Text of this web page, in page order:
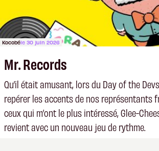
Kocobéle 30 juin 2026
Mr. Records
Qu’il était amusant, lors du Day of the
repérer les accents de nos représentants
ceux qui m’ont le plus intéressé, Glee-
revient avec un nouveau jeu de rythme.